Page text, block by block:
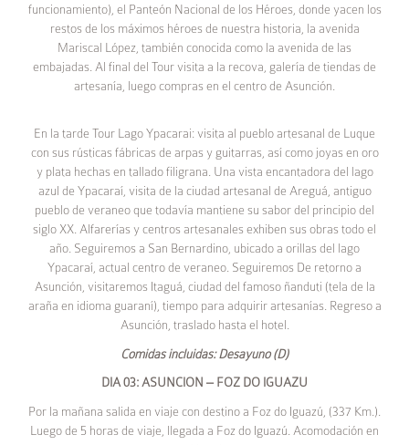
funcionamiento), el Panteón Nacional de los Héroes, donde yacen los
restos de los máximos héroes de nuestra historia, la avenida
Mariscal López, también conocida como la avenida de las
embajadas. Al final del Tour visita a la recova, galería de tiendas de
artesanía, luego compras en el centro de Asunción.
En la tarde Tour Lago Ypacarai: visita al pueblo artesanal de Luque
con sus rústicas fábricas de arpas y guitarras, así como joyas en oro
y plata hechas en tallado filigrana. Una vista encantadora del lago
azul de Ypacaraí, visita de la ciudad artesanal de Areguá, antiguo
pueblo de veraneo que todavía mantiene su sabor del principio del
siglo XX. Alfarerías y centros artesanales exhiben sus obras todo el
año. Seguiremos a San Bernardino, ubicado a orillas del lago
Ypacaraí, actual centro de veraneo. Seguiremos De retorno a
Asunción, visitaremos Itaguá, ciudad del famoso ñanduti (tela de la
araña en idioma guaraní), tiempo para adquirir artesanías. Regreso a
Asunción, traslado hasta el hotel.
Comidas incluidas: Desayuno (D)
DIA 03: ASUNCION – FOZ DO IGUAZU
Por la mañana salida en viaje con destino a Foz do Iguazú, (337 Km.).
Luego de 5 horas de viaje, llegada a Foz do Iguazú. Acomodación en